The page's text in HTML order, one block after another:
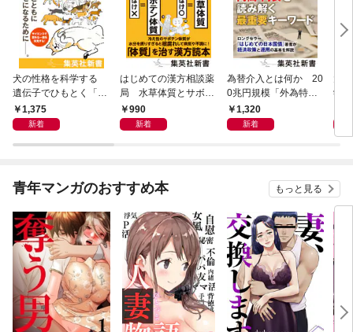
犬の性格を科学する
遺伝子でひもとく「最
良の友」の進化
1,375
新着
はじめての漢方相談薬
局 水草体質とサボテ
ン体質
990
新着
為替介入とは何か 20
0兆円規模「外為特
会」が生まれた謎
1,320
新着
学
青年マンガのおすすめ本 もっと見る